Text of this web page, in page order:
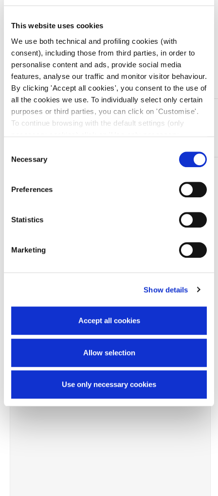
This website uses cookies
We use both technical and profiling cookies (with
consent), including those from third parties, in order to
personalise content and ads, provide social media
features, analyse our traffic and monitor visitor behaviour.
By clicking 'Accept all cookies', you consent to the use of
all the cookies we use. To individually select only certain
purposes or third parties, you can click on 'Customise'.
To continue browsing with the default settings (only
Policy. The cookie settings can be updated at any time
Selection
Necessary
Preferences
Statistics
Marketing
Show details
Accept all cookies
Allow selection
Use only necessary cookies
Quantità
Aggiungi al carrello
DESCRIZIONE
Forbici Bosch/Sims – 23 cm
TI SERVONO INFORMAZIONI SU QUESTO
PRODOTTO?
Prodotti correlati